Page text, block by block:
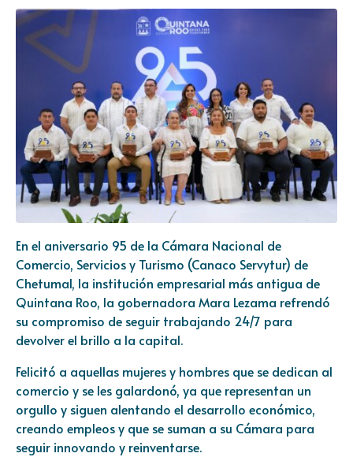
En el aniversario 95 de la Cámara Nacional de
Comercio, Servicios y Turismo (Canaco Servytur) de
Chetumal, la institución empresarial más antigua de
Quintana Roo, la gobernadora Mara Lezama refrendó
su compromiso de seguir trabajando 24/7 para
devolver el brillo a la capital.
Felicitó a aquellas mujeres y hombres que se dedican al
comercio y se les galardonó, ya que representan un
orgullo y siguen alentando el desarrollo económico,
creando empleos y que se suman a su Cámara para
seguir innovando y reinventarse.